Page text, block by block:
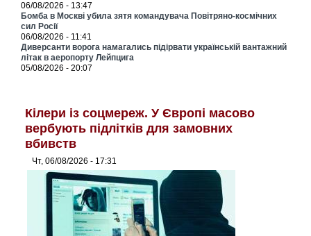
06/08/2026 - 13:47
Бомба в Москві убила зятя командувача Повітряно-космічних
сил Росії
06/08/2026 - 11:41
Диверсанти ворога намагались підірвати українській вантажний
літак в аеропорту Лейпцига
05/08/2026 - 20:07
Кілери із соцмереж. У Європі масово
вербують підлітків для замовних
вбивств
Чт, 06/08/2026 - 17:31